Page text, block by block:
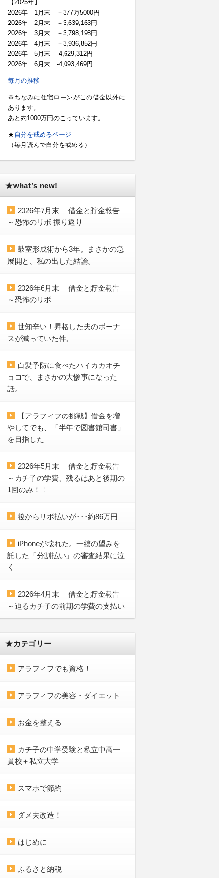
【2025年】
2026年 1月末 －377万5000円
2026年 2月末 －3,639,163円
2026年 3月末 －3,798,198円
2026年 4月末 －3,936,852円
2026年 5月末 -4,629,312円
2026年 6月末 -4,093,469円
毎月の推移
※ちなみに住宅ローンがこの借金以外に
あります。
あと約1000万円のこっています。
★自分を戒めるページ
（毎月読んで自分を戒める）
★what’s new!
2026年7月末 借金と貯金報告
～恐怖のリボ 振り返り
鼓室形成術から3年。まさかの急
展開と、私の出した結論。
2026年6月末 借金と貯金報告
～恐怖のリボ
世知辛い！昇格した夫のボーナ
スが減っていた件。
白髪予防に食べたハイカカオチ
ョコで、まさかの大惨事になった
話。
【アラフィフの挑戦】借金を増
やしてでも、「半年で図書館司書」
を目指した
2026年5月末 借金と貯金報告
～カチ子の学費、残るはあと後期の
1回のみ！！
後からリボ払いが･･･約86万円
iPhoneが壊れた。一縷の望みを
託した「分割払い」の審査結果に泣
く
2026年4月末 借金と貯金報告
～迫るカチ子の前期の学費の支払い
★カテゴリー
アラフィフでも資格！
アラフィフの美容・ダイエット
お金を整える
カチ子の中学受験と私立中高一
貫校＋私立大学
スマホで節約
ダメ夫改造！
はじめに
ふるさと納税